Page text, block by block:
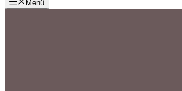
Menü